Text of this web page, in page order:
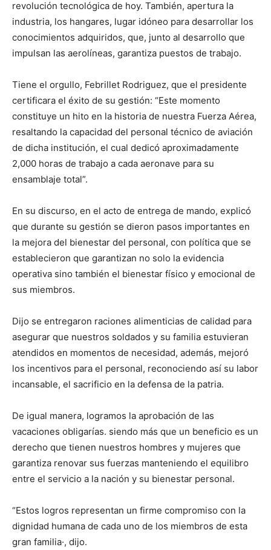
revolución tecnológica de hoy. También, apertura la
industria, los hangares, lugar idóneo para desarrollar los
conocimientos adquiridos, que, junto al desarrollo que
impulsan las aerolíneas, garantiza puestos de trabajo.
Tiene el orgullo, Febrillet Rodriguez, que el presidente
certificara el éxito de su gestión: “Este momento
constituye un hito en la historia de nuestra Fuerza Aérea,
resaltando la capacidad del personal técnico de aviación
de dicha institución, el cual dedicó aproximadamente
2,000 horas de trabajo a cada aeronave para su
ensamblaje total”.
En su discurso, en el acto de entrega de mando, explicó
que durante su gestión se dieron pasos importantes en
la mejora del bienestar del personal, con política que se
establecieron que garantizan no solo la evidencia
operativa sino también el bienestar físico y emocional de
sus miembros.
Dijo se entregaron raciones alimenticias de calidad para
asegurar que nuestros soldados y su familia estuvieran
atendidos en momentos de necesidad, además, mejoró
los incentivos para el personal, reconociendo así su labor
incansable, el sacrificio en la defensa de la patria.
De igual manera, logramos la aprobación de las
vacaciones obligarías. siendo más que un beneficio es un
derecho que tienen nuestros hombres y mujeres que
garantiza renovar sus fuerzas manteniendo el equilibro
entre el servicio a la nación y su bienestar personal.
“Estos logros representan un firme compromiso con la
dignidad humana de cada uno de los miembros de esta
gran familia·, dijo.